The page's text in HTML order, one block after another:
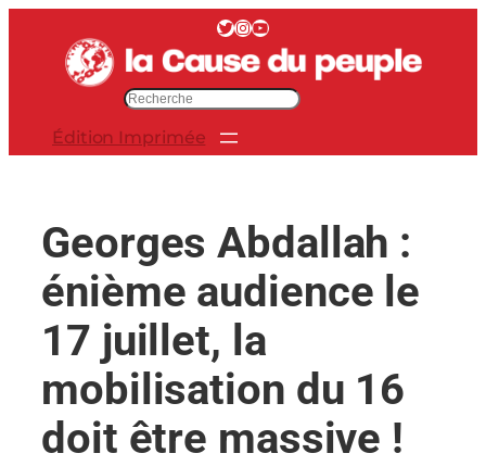
contenu
Twitter InstagramYouTube
c
e
Édition Imprimée
Georges Abdallah :
énième audience le
17 juillet, la
mobilisation du 16
doit être massive !